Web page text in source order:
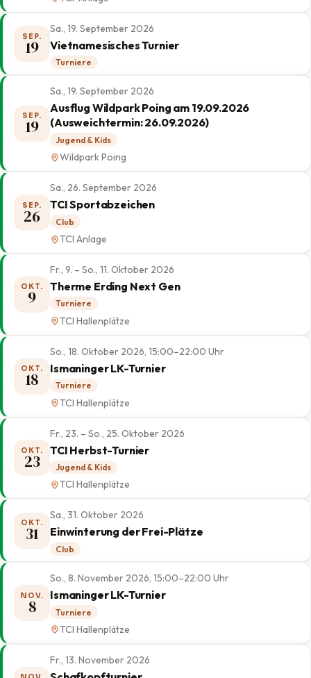
SEP.
19
Sa., 19. September 2026
Vietnamesisches Turnier
Turniere
SEP.
19
Sa., 19. September 2026
Ausflug Wildpark Poing am 19.09.2026
(Ausweichtermin: 26.09.2026)
Jugend & Kids
Wildpark Poing
SEP.
26
Sa., 26. September 2026
TCI Sportabzeichen
Club
TCI Anlage
OKT.
9
Fr., 9. – So., 11. Oktober 2026
Therme Erding Next Gen
Turniere
TCI Hallenplätze
OKT.
18
So., 18. Oktober 2026, 15:00–22:00 Uhr
Ismaninger LK-Turnier
Turniere
TCI Hallenplätze
OKT.
23
Fr., 23. – So., 25. Oktober 2026
TCI Herbst-Turnier
Jugend & Kids
TCI Hallenplätze
OKT.
31
Sa., 31. Oktober 2026
Einwinterung der Frei-Plätze
Club
NOV.
8
So., 8. November 2026, 15:00–22:00 Uhr
Ismaninger LK-Turnier
Turniere
TCI Hallenplätze
Fr., 13. November 2026